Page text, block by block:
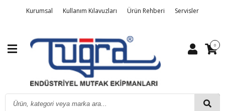
Kurumsal Kullanım Kılavuzları Ürün Rehberi Servisler
0